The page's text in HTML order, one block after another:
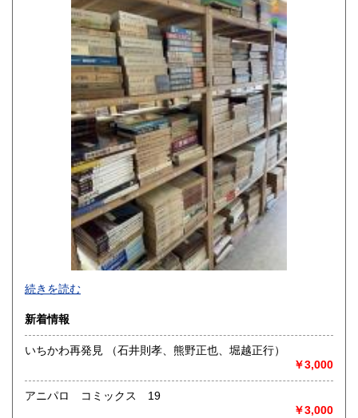
800円 長崎県
800円 大分県
800円 鹿児島県
1,500円
-
沿線名：-
最寄駅：-
営業時間：-
定休日：-
書籍の買取について
続きを読む
新着情報
いちかわ再発見 （石井則孝、熊野正也、堀越正行）
￥3,000
アニパロ コミックス 19
￥3,000